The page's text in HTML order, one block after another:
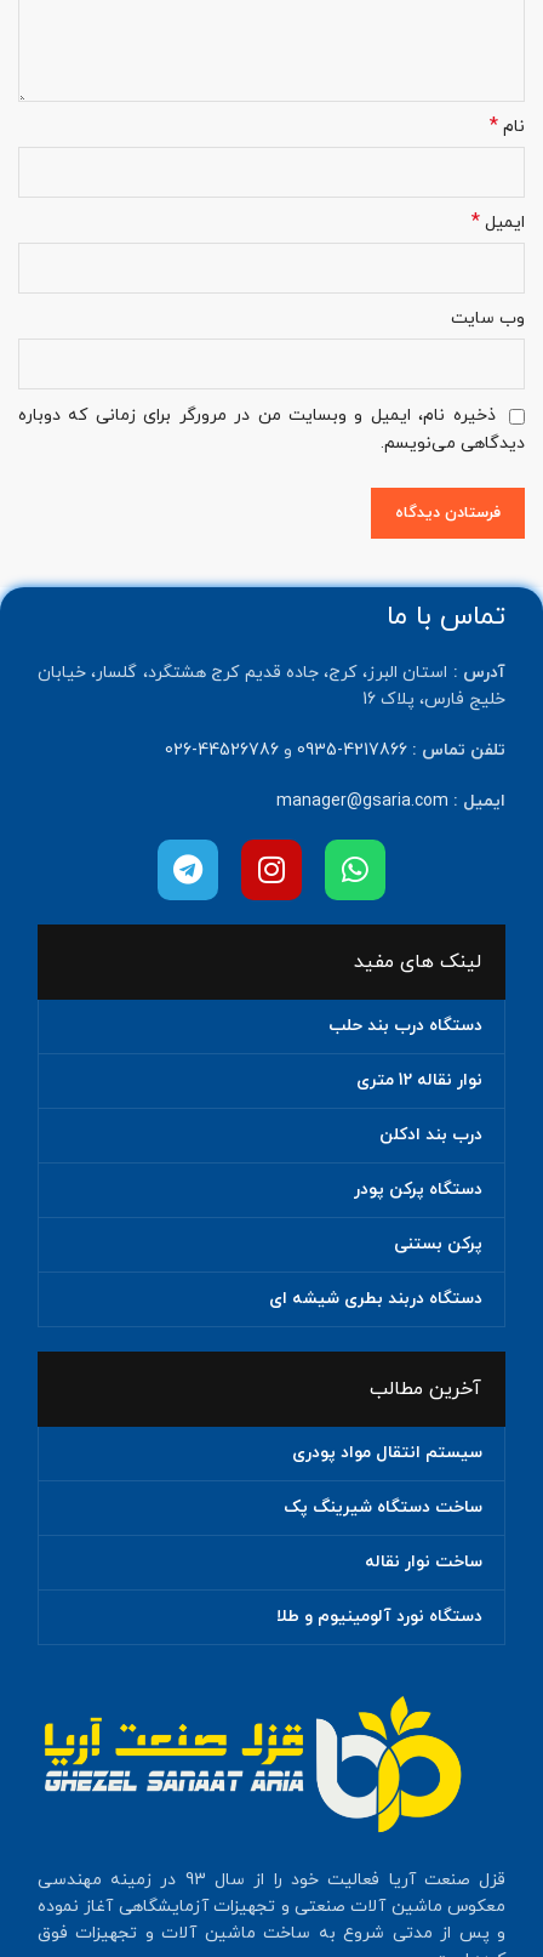
نام *
ایمیل *
وب‌ سایت
ذخیره نام، ایمیل و وبسایت من در مرورگر برای زمانی که دوباره
دیدگاهی می‌نویسم.
تماس با ما
آدرس : استان البرز، کرج، جاده قدیم کرج هشتگرد، گلسار، خیابان
خلیج فارس، پلاک 16
تلفن تماس : 4217866-0935 و 44526786-026
ایمیل : manager@gsaria.com
لینک های مفید
دستگاه درب بند حلب
نوار نقاله 12 متری
درب بند ادکلن
دستگاه پرکن پودر
پرکن بستنی
دستگاه دربند بطری شیشه ای
آخرین مطالب
سیستم انتقال مواد پودری
ساخت دستگاه شیرینگ پک
ساخت نوار نقاله
دستگاه نورد آلومینیوم و طلا
قزل صنعت آریا فعالیت خود را از سال 93 در زمینه مهندسی
معکوس ماشین آلات صنعتی و تجهیزات آزمایشگاهی آغاز نموده
و پس از مدتی شروع به ساخت ماشین آلات و تجهیزات فوق